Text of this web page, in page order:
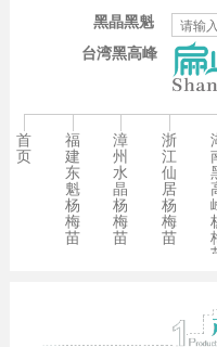
台湾黑高峰
黑晶黑魁
首
页
福
建
东
魁
杨
梅
苗
漳
州
水
晶
杨
梅
苗
浙
江
仙
居
杨
梅
苗